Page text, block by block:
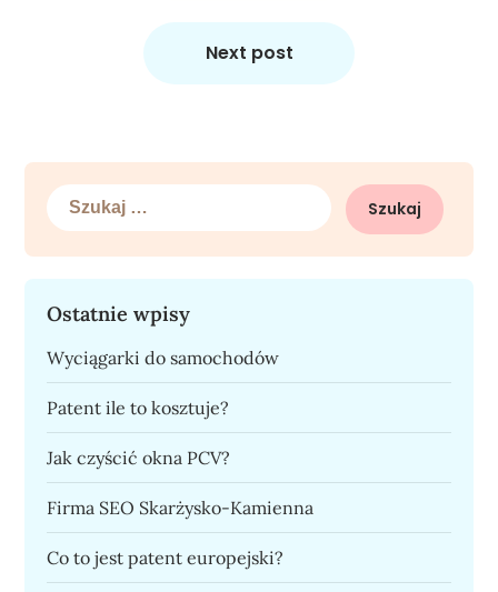
Next post
Szukaj:
Ostatnie wpisy
Wyciągarki do samochodów
Patent ile to kosztuje?
Jak czyścić okna PCV?
Firma SEO Skarżysko-Kamienna
Co to jest patent europejski?